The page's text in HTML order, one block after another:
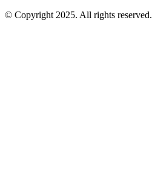
© Copyright 2025. All rights reserved.